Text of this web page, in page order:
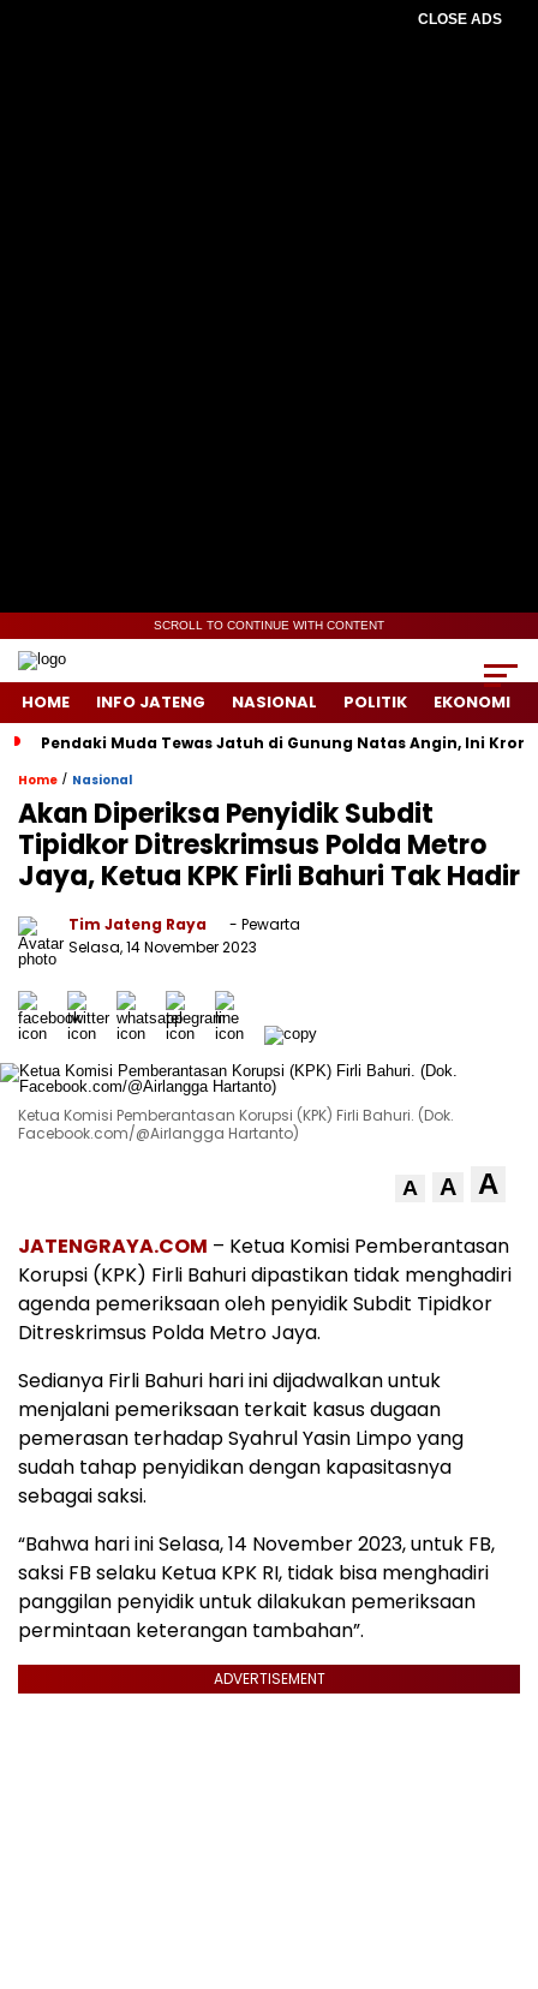
CLOSE ADS
SCROLL TO CONTINUE WITH CONTENT
HOME INFO JATENG NASIONAL POLITIK EKONOMI
Pendaki Muda Tewas Jatuh di Gunung Natas Angin, Ini
Home / Nasional
Akan Diperiksa Penyidik Subdit
Tipidkor Ditreskrimsus Polda Metro
Jaya, Ketua KPK Firli Bahuri Tak Hadir
Tim Jateng Raya
- Pewarta
Selasa, 14 November 2023
Ketua Komisi Pemberantasan Korupsi (KPK) Firli Bahuri. (Dok.
Facebook.com/@Airlangga Hartanto)
A A A
JATENGRAYA.COM – Ketua Komisi Pemberantasan
Korupsi (KPK) Firli Bahuri dipastikan tidak menghadiri
agenda pemeriksaan oleh penyidik Subdit Tipidkor
Ditreskrimsus Polda Metro Jaya.
Sedianya Firli Bahuri hari ini dijadwalkan untuk
menjalani pemeriksaan terkait kasus dugaan
pemerasan terhadap Syahrul Yasin Limpo yang
sudah tahap penyidikan dengan kapasitasnya
sebagai saksi.
“Bahwa hari ini Selasa, 14 November 2023, untuk FB,
saksi FB selaku Ketua KPK RI, tidak bisa menghadiri
panggilan penyidik untuk dilakukan pemeriksaan
permintaan keterangan tambahan”.
ADVERTISEMENT